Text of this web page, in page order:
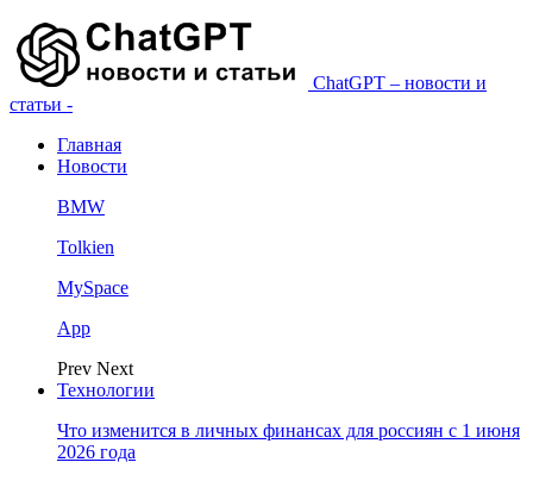
ChatGPT – новости и
статьи -
Главная
Новости
BMW
Tolkien
MySpace
App
Prev Next
Технологии
Что изменится в личных финансах для россиян с 1 июня
2026 года